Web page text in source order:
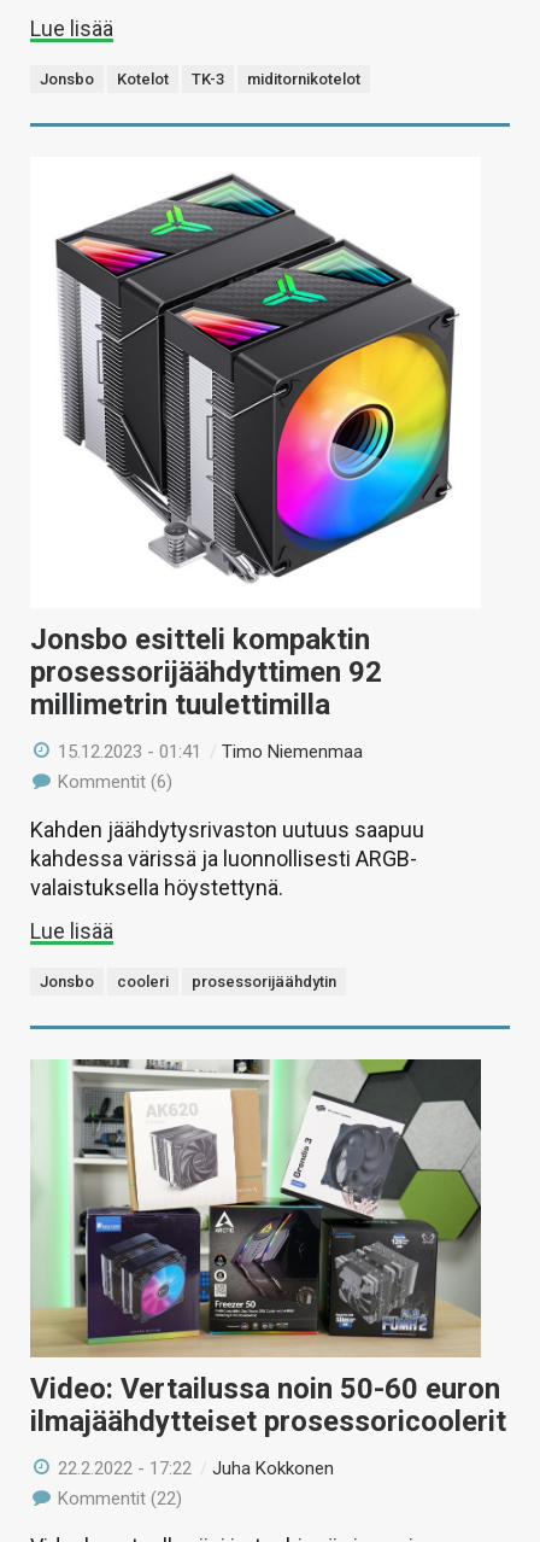
Lue lisää
Jonsbo Kotelot TK-3 miditornikotelot
Jonsbo esitteli kompaktin
prosessorijäähdyttimen 92
millimetrin tuulettimilla
15.12.2023 - 01:41 /Timo Niemenmaa
Kommentit (6)
Kahden jäähdytysrivaston uutuus saapuu
kahdessa värissä ja luonnollisesti ARGB-
valaistuksella höystettynä.
Lue lisää
Jonsbo cooleri prosessorijäähdytin
Video: Vertailussa noin 50-60 euron
ilmajäähdytteiset prosessoricoolerit
22.2.2022 - 17:22 /Juha Kokkonen
Kommentit (22)